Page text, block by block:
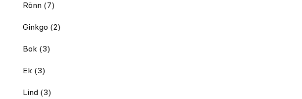
Rönn (7)
Ginkgo (2)
Bok (3)
Ek (3)
Lind (3)